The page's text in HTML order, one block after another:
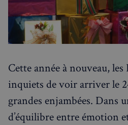
Cette année à nouveau,
inquiets de voir arriver le
grandes enjambées. Dans
d’équilibre entre émotion
sp_t